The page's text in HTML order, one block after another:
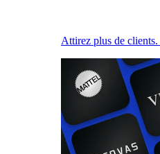
Attirez plus de